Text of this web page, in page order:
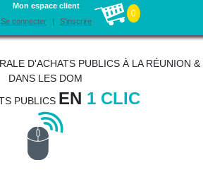
Mon espace client
Se connecter
S'inscrire
0
D'ACHATS PUBLICS À LA RÉUNION &
DANS LES DOM
PUBLICS EN 1 CLIC